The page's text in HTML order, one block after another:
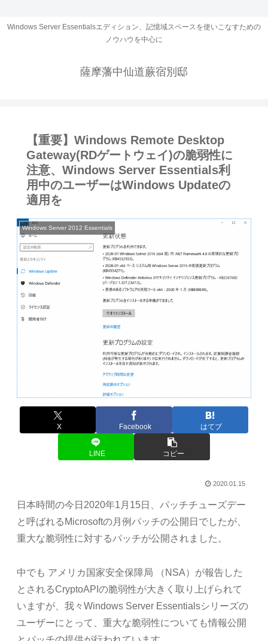
Windows Server Essentialsエディション、記憶域スペースを使いこなすための
ノウハウを中心に
薩摩藩中仙道蕨宿別邸
【重要】Windows Remote Desktop
Gateway(RDゲートウェイ)の脆弱性に
注意、Windows Server Essentials利
用中のユーザーはWindows Updateの
適用を
Windows Server 2012 Essentials
X Facebook はてブ
LINE コピー
2020.01.15
日本時間の今日2020年1月15日、パッチチューズデー
と呼ばれるMicrosoftの月例パッチの公開日でしたが、
重大な脆弱性に対するパッチが公開されました。
中でも アメリカ国家安全保障局 （NSA）が報告した
とされるCryptoAPIの脆弱性が大きく取り上げられて
いますが、我々Windows Server Essentialsシリーズの
ユーザーにとって、重大な脆弱性についても情報公開